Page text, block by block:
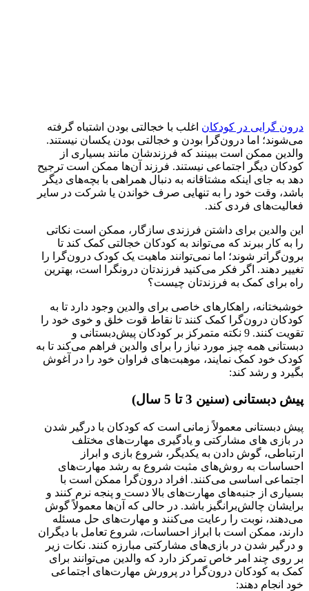
درون گرایی در کودکان اغلب با خجالتی بودن اشتباه گرفته
می‌شوند؛ اما درون‌گرا بودن و خجالتی بودن یکسان نیستند.
والدین ممکن است ببینند که فرزندشان مانند بسیاری از
کودکان دیگر اجتماعی نیستند. فرزند آن‌ها ممکن است ترجیح
دهد به جای اینکه مشتاقانه به دنبال همراهی با بچه‌های دیگر
باشد، وقت خود را به تنهایی صرف خواندن یا شرکت در سایر
فعالیت‌های فردی کند.
این والدین برای داشتن فرزندی سازگار، ممکن است نکاتی
را به کار ببرند که می‌تواند به کودکان خجالتی کمک کند تا
برون‌گراتر شوند؛ اما نمی‌توانند ماهیت یک کودک درون‌گرا را
تغییر دهند. اگر فکر می‌کنید فرزندتان درونگرا است، بهترین
راه برای کمک به فرزندتان چیست؟
خوشبختانه، راهکارهای خاصی برای والدین وجود دارد تا به
کودکان درون‌گرا کمک کنند تا نقاط قوت خلق و خوی خود را
تقویت کنند. 9 نکته متمرکز بر کودکان پیش‌دبستانی و
دبستانی همه چیز مورد نیاز را برای والدین فراهم می‌کند تا به
کودک خود کمک نمایند، موهبت‌های فراوان خود را در آغوش
بگیرد و رشد کند:
پیش دبستانی (سنین 3 تا 5 سال)
پیش دبستانی معمولاً زمانی است که کودکان با درگیر شدن
در بازی های مشارکتی و یادگیری مهارت‌های مختلف
ارتباطی، گوش دادن به یکدیگر، شروع بازی و ابراز
احساسات به روش‌های مثبت شروع به رشد مهارت‌های
اجتماعی اساسی می‌کنند. افراد درون‌گرا ممکن است با
بسیاری از جنبه‌های مهارت‌های بالا دست و پنجه نرم کنند و
برایشان چالش‌برانگیز باشد. در حالی که آن‌ها معمولاً گوش
می‌دهند، نوبت را رعایت می‌کنند و مهارت‌های حل مسئله
دارند، ممکن است با ابراز احساسات، شروع تعامل با دیگران
و درگیر شدن در بازی‌های مشارکتی مبارزه کنند. نکات زیر
بر روی چند امر خاص تمرکز دارد که والدین می‌توانند برای
کمک به کودکان درون‌گرا در پرورش مهارت‌های اجتماعی
خود انجام دهند: